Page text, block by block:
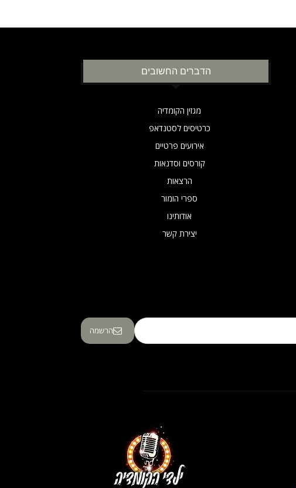
הדברים החשובים
מגזין הקומדיה
כרטיסים לסטנדאפ
אירועים פרטיים
קורסים וסדנאות
הרצאות
ספרי הומור
אודותינו
יצירת קשר
הרשמה